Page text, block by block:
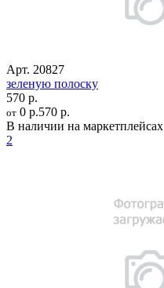
Арт. 20827
зеленую полоску
570 р.
от 0 р.570 р.
В наличии на маркетплейсах
2